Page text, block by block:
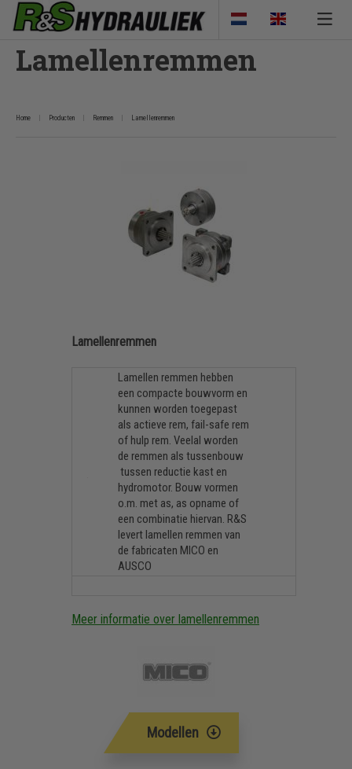
Lamellenremmen
Home Producten Remmen Lamellenremmen
Lamellenremmen
Lamellen remmen hebben
een compacte bouwvorm en
kunnen worden toegepast
als actieve rem, fail-safe rem
of hulp rem. Veelal worden
de remmen als tussenbouw
tussen reductie kast en
hydromotor. Bouw vormen
o.m. met as, as opname of
een combinatie hiervan. R&S
levert lamellen remmen van
de fabricaten MICO en
AUSCO
Meer informatie over lamellenremmen
Modellen